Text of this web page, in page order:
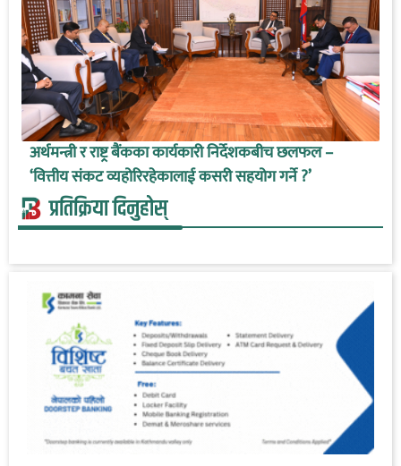
अर्थमन्त्री र राष्ट्र बैंकका कार्यकारी निर्देशकबीच छलफल –
‘वित्तीय संकट व्यहोरिरहेकालाई कसरी सहयोग गर्ने ?’
प्रतिक्रिया दिनुहोस्